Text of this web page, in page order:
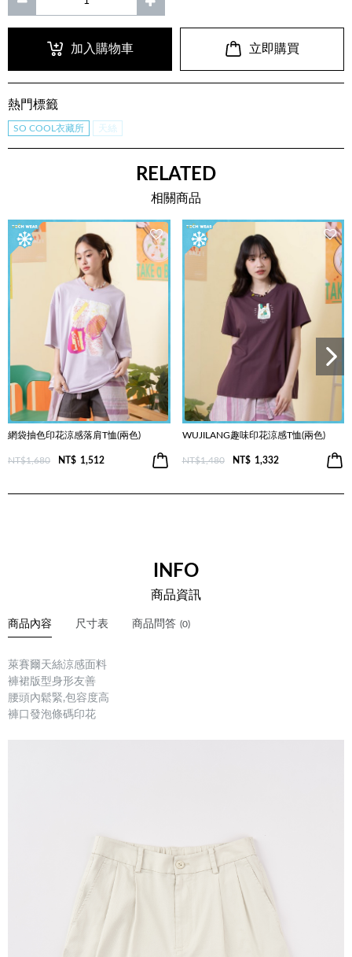
加入購物車 立即購買
熱門標籤
SO COOL衣藏所 天絲
RELATED
相關商品
網袋抽色印花涼感落肩T恤(兩色)
NT$1,680 NT$ 1,512
WUJILANG趣味印花涼感T恤(兩色)
NT$1,480 NT$ 1,332
INFO
商品資訊
商品內容 尺寸表 商品問答 (0)
萊賽爾天絲涼感面料
褲裙版型身形友善
腰頭內鬆緊,包容度高
褲口發泡條碼印花